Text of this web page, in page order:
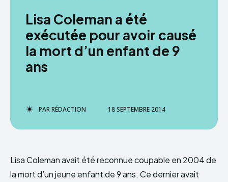
Lisa Coleman a été
exécutée pour avoir causé
la mort d’un enfant de 9
ans
PARRÉDACTION 18 SEPTEMBRE 2014
Lisa Coleman avait été reconnue coupable en 2004 de
la mort d’un jeune enfant de 9 ans. Ce dernier avait